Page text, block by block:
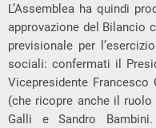
L’Assemblea ha quindi
approvazione del Bilancio
previsionale per
sociali: confermati il
Vicepresidente
(che ricopre anche il ruolo
Galli e Sandro